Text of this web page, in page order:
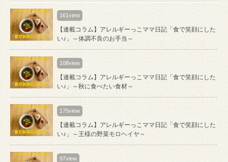
161view
【連載コラム】アレルギーっこママ日記「食で笑顔にした
い♪」～体調不良のお手当～
108view
【連載コラム】アレルギーっこママ日記「食で笑顔にした
い♪」～秋に食べたい食材～
175view
【連載コラム】アレルギーっこママ日記「食で笑顔にした
い♪」～王様の野菜モロヘイヤ～
97view